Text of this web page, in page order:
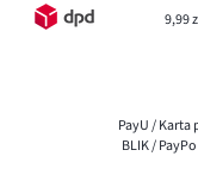
9,99
PayU / Karta
BLIK /